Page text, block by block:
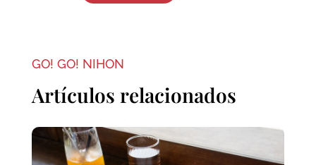
GO! GO! NIHON
Artículos relacionados